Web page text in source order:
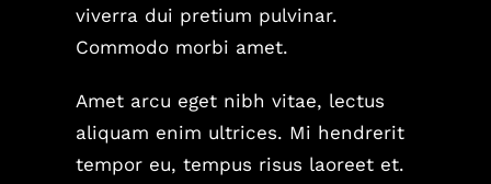
viverra dui pretium pulvinar.
Commodo morbi amet.
Amet arcu eget nibh vitae, lectus
aliquam enim ultrices. Mi hendrerit
tempor eu, tempus risus laoreet et.